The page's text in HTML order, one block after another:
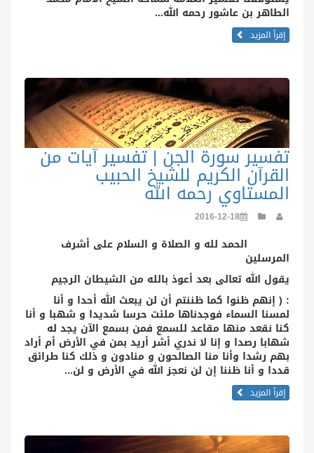
الطاهر بن عاشور رحمه الله...
إقرأ المزيد
تفسير سورة الجن | تفسير آيات من
القرآن الكريم للشيخ الحبيب
المستاوي رحمه الله
2016-12-18
الحمد لله و الصلاة و السلام على أشرف
المرسلين
يقول الله تعالى بعد أعوذ بالله من الشيطان الرجيم
: ( إنهم ظنوا كما ظننتم أن لن يبعث الله أحدا و أنا
لمسنا السماء فوجدناها ملئت حرسا شديدا و شهبا و أنا
كنا نقعد منها مقاعد للسمع فمن بسمع الآن يجد له
شهابا رصدا و إنا لا ندري أشر أريد بمن في الأرض أم أراد
بهم رشدا وأنا منا الصالحون و منادون و ذلك كنا طرائق
قددا و أنا ظننا إن لن نعجز الله في الأرض و لن...
إقرأ المزيد